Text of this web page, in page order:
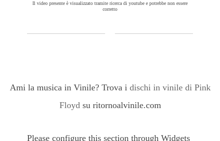
Il video presente è visualizzato tramite ricerca di youtube e potrebbe non essere
corretto
Ami la musica in Vinile? Trova i dischi in vinile di Pink
Floyd su ritornoalvinile.com
Please configure this section through Widgets